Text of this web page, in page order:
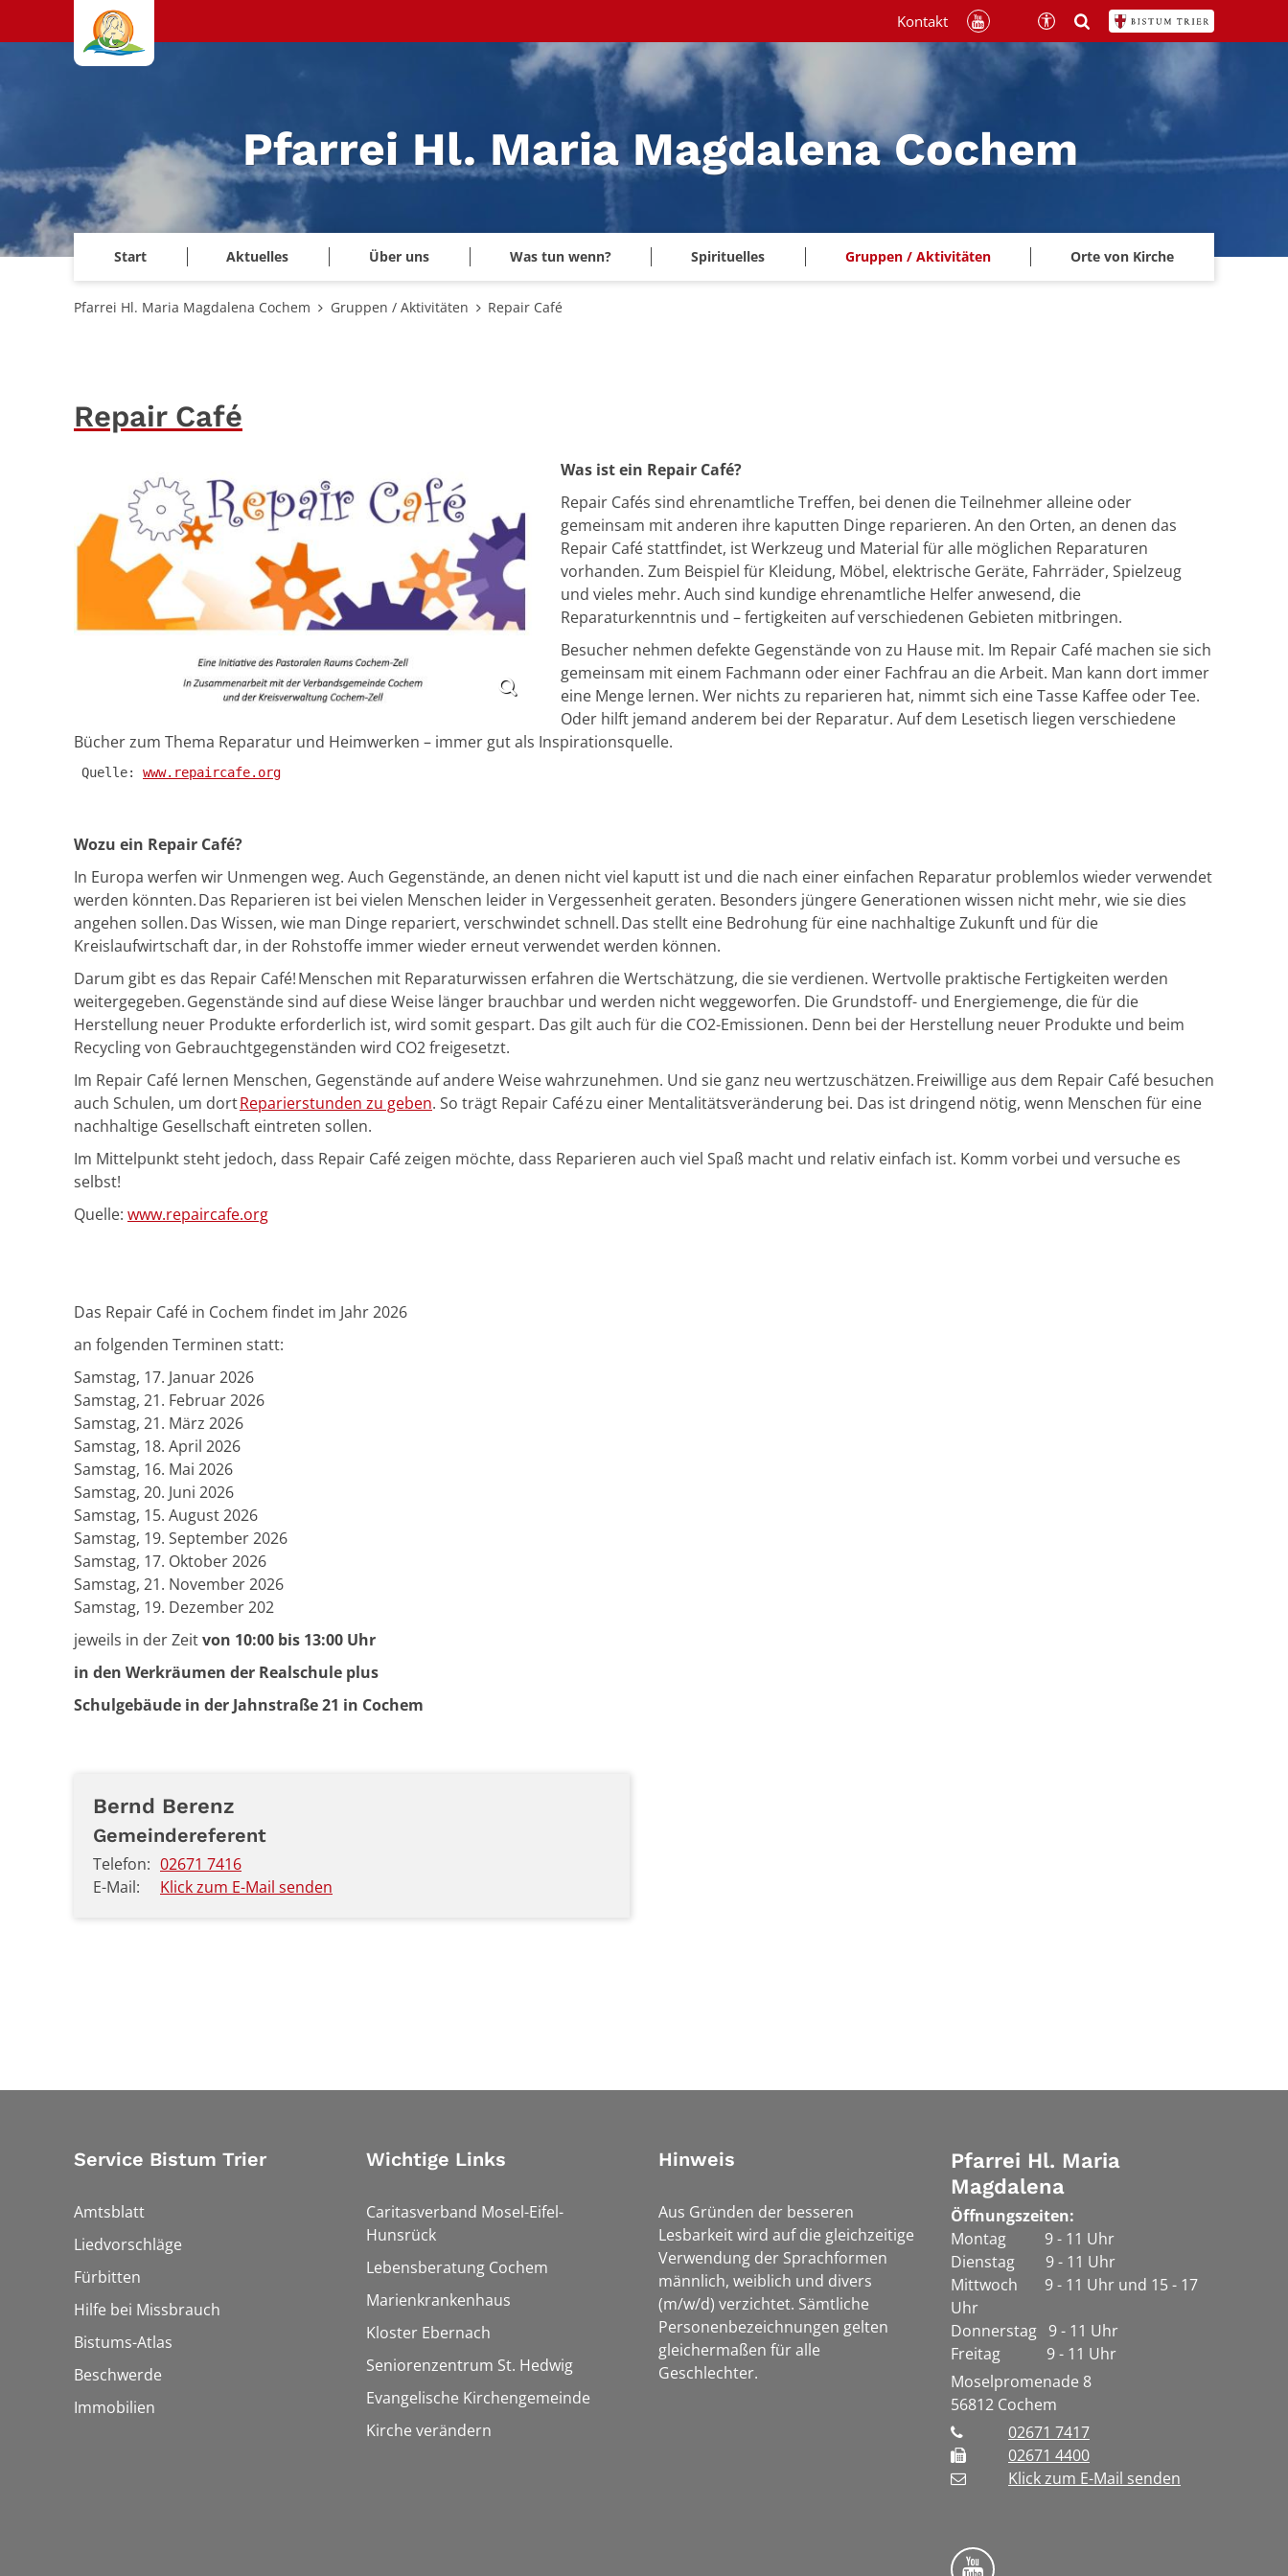
Zum Inhalt springen
Pfarrei Hl. Maria Magdalena Cochem
Start Aktuelles Über uns Was tun wenn? Spirituelles Gruppen / Aktivitäten Orte von Kirche
Kontakt
Pfarrei Hl. Maria Magdalena Cochem Gruppen / Aktivitäten Repair Café
Repair Café
Was ist ein Repair Café?
Repair Cafés sind ehrenamtliche Treffen, bei denen die Teilnehmer alleine oder
gemeinsam mit anderen ihre kaputten Dinge reparieren. An den Orten, an denen das
Repair Café stattfindet, ist Werkzeug und Material für alle möglichen Reparaturen
vorhanden. Zum Beispiel für Kleidung, Möbel, elektrische Geräte, Fahrräder, Spielzeug
und vieles mehr. Auch sind kundige ehrenamtliche Helfer anwesend, die
Reparaturkenntnis und – fertigkeiten auf verschiedenen Gebieten mitbringen.
Besucher nehmen defekte Gegenstände von zu Hause mit. Im Repair Café machen sie sich
gemeinsam mit einem Fachmann oder einer Fachfrau an die Arbeit. Man kann dort immer
eine Menge lernen. Wer nichts zu reparieren hat, nimmt sich eine Tasse Kaffee oder Tee.
Oder hilft jemand anderem bei der Reparatur. Auf dem Lesetisch liegen verschiedene
Bücher zum Thema Reparatur und Heimwerken – immer gut als Inspirationsquelle.
Quelle: www.repaircafe.org
Wozu ein Repair Café?
In Europa werfen wir Unmengen weg. Auch Gegenstände, an denen nicht viel kaputt ist und die nach einer einfachen Reparatur problemlos wieder verwendet
werden könnten. Das Reparieren ist bei vielen Menschen leider in Vergessenheit geraten. Besonders jüngere Generationen wissen nicht mehr, wie sie dies
angehen sollen. Das Wissen, wie man Dinge repariert, verschwindet schnell. Das stellt eine Bedrohung für eine nachhaltige Zukunft und für die
Kreislaufwirtschaft dar, in der Rohstoffe immer wieder erneut verwendet werden können.
Darum gibt es das Repair Café! Menschen mit Reparaturwissen erfahren die Wertschätzung, die sie verdienen. Wertvolle praktische Fertigkeiten werden
weitergegeben. Gegenstände sind auf diese Weise länger brauchbar und werden nicht weggeworfen. Die Grundstoff- und Energiemenge, die für die
Herstellung neuer Produkte erforderlich ist, wird somit gespart. Das gilt auch für die CO2-Emissionen. Denn bei der Herstellung neuer Produkte und beim
Recycling von Gebrauchtgegenständen wird CO2 freigesetzt.
Im Repair Café lernen Menschen, Gegenstände auf andere Weise wahrzunehmen. Und sie ganz neu wertzuschätzen. Freiwillige aus dem Repair Café besuchen
auch Schulen, um dortReparierstunden zu geben. So trägt Repair Café zu einer Mentalitätsveränderung bei. Das ist dringend nötig, wenn Menschen für eine
nachhaltige Gesellschaft eintreten sollen.
Im Mittelpunkt steht jedoch, dass Repair Café zeigen möchte, dass Reparieren auch viel Spaß macht und relativ einfach ist. Komm vorbei und versuche es
selbst!
Quelle: www.repaircafe.org
Das Repair Café in Cochem findet im Jahr 2026
an folgenden Terminen statt:
Samstag, 17. Januar 2026
Samstag, 21. Februar 2026
Samstag, 21. März 2026
Samstag, 18. April 2026
Samstag, 16. Mai 2026
Samstag, 20. Juni 2026
Samstag, 15. August 2026
Samstag, 19. September 2026
Samstag, 17. Oktober 2026
Samstag, 21. November 2026
Samstag, 19. Dezember 202
jeweils in der Zeitvon 10:00 bis 13:00 Uhr
in den Werkräumen der Realschule plus
Schulgebäude in der Jahnstraße 21 in Cochem
Bernd Berenz
Gemeindereferent
Telefon: 02671 7416
E-Mail:
Klick zum E-Mail senden
Service Bistum Trier
Amtsblatt
Liedvorschläge
Fürbitten
Hilfe bei Missbrauch
Bistums-Atlas
Beschwerde
Immobilien
Wichtige Links
Caritasverband Mosel-Eifel-
Hunsrück
Lebensberatung Cochem
Marienkrankenhaus
Kloster Ebernach
Seniorenzentrum St. Hedwig
Evangelische Kirchengemeinde
Kirche verändern
Hinweis
Aus Gründen der besseren
Lesbarkeit wird auf die gleichzeitige
Verwendung der Sprachformen
männlich, weiblich und divers
(m/w/d) verzichtet. Sämtliche
Personenbezeichnungen gelten
gleichermaßen für alle
Geschlechter.
Pfarrei Hl. Maria
Magdalena
Öffnungszeiten:
Montag 9 - 11 Uhr
Dienstag 9 - 11 Uhr
Mittwoch 9 - 11 Uhr und 15 - 17
Uhr
Donnerstag 9 - 11 Uhr
Freitag 9 - 11 Uhr
Moselpromenade 8
56812 Cochem
02671 7417
02671 4400
Klick zum E-Mail senden
Bistum Trier auf YouTube